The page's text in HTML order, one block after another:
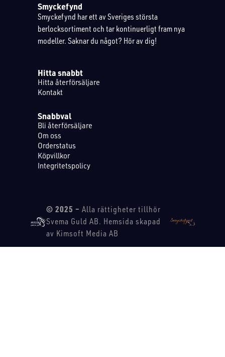
Smyckefynd
Smyckefynd har ett av Sveriges största
berlocksortiment och tar kontinuerligt fram nya
modeller. Saknar du något? Hör av dig!
Hitta snabbt
Hitta återförsäljare
Kontakt
Snabbval
Bli återförsäljare
Om oss
Orderstatus
Köpvillkor
Integritetspolicy
© 2025 – Alla rättigheter tillhör
Svema Guld AB. Hemsida skapad
av Kimsoft Media AB